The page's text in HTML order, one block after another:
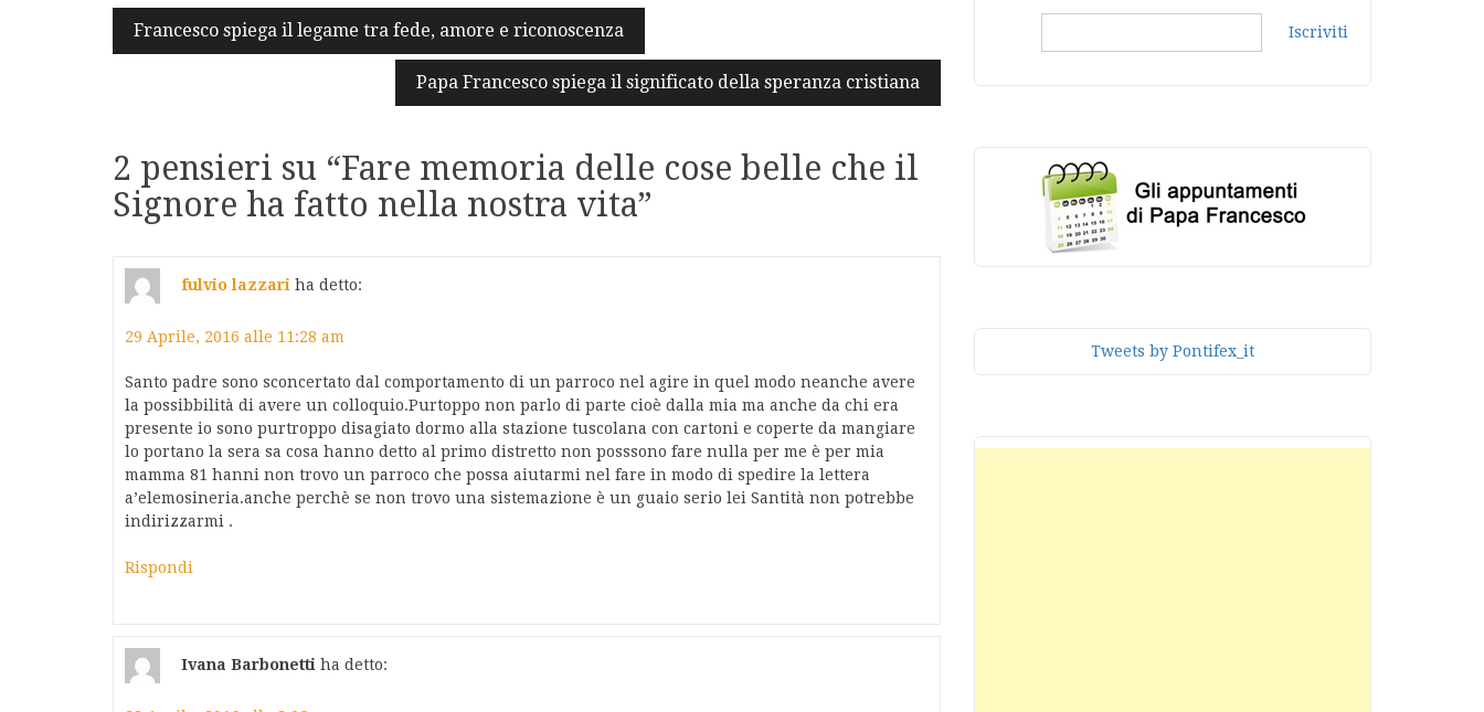
Navigazione
articoli
Francesco spiega il legame tra fede, amore e riconoscenza
Papa Francesco spiega il significato della speranza cristiana
2 pensieri su “Fare memoria delle cose belle che il
Signore ha fatto nella nostra vita”
fulvio lazzari ha detto:
29 Aprile, 2016 alle 11:28 am
Santo padre sono sconcertato dal comportamento di un parroco nel agire in quel modo neanche avere
la possibbilità di avere un colloquio.Purtoppo non parlo di parte cioè dalla mia ma anche da chi era
presente io sono purtroppo disagiato dormo alla stazione tuscolana con cartoni e coperte da mangiare
lo portano la sera sa cosa hanno detto al primo distretto non posssono fare nulla per me è per mia
mamma 81 hanni non trovo un parroco che possa aiutarmi nel fare in modo di spedire la lettera
a’elemosineria.anche perchè se non trovo una sistemazione è un guaio serio lei Santità non potrebbe
indirizzarmi .
Rispondi
Ivana Barbonetti ha detto:
Iscriviti
Tweets by Pontifex_it